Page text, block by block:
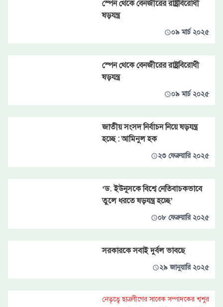
স্পেন থেকে বেনজীরের রাষ্ট্রবিরোধী
ষড়যন্ত্র
০৯ মার্চ ২০২৫
স্পেন থেকে বেনজীরের রাষ্ট্রবিরোধী
ষড়যন্ত্র
০৯ মার্চ ২০২৫
জাতীয় সংসদ নির্বাচন নিয়ে ষড়যন্ত্র
হচ্ছে : আমিনুল হক
২৩ ফেব্রুয়ারি ২০২৫
‘ড. ইউনূসকে বিশ্বে নেতিবাচকভাবে
তুলে ধরতে ষড়যন্ত্র হচ্ছে’
০৮ ফেব্রুয়ারি ২০২৫
সরকারকে সবাই দুর্বল ভাবছে
২৯ জানুয়ারি ২০২৫
নেতৃত্বে ছাত্রলীগের সাবেক সম্পাদকের শ্বশুর